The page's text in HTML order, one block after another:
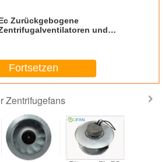
Zurückgebogene
und
Fortsetzen
Zentrifugefans